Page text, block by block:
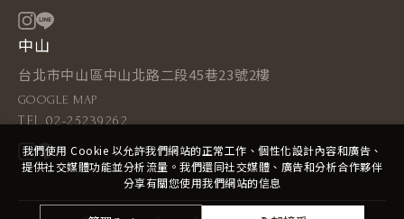
中山
台北市中山區中山北路二段45巷23號2樓
GOOGLE MAP
TEL02-25239262
我們使用 Cookie 以允許我們網站的正常工作、個性化設計內容和廣告、
提供社交媒體功能並分析流量。我們還同社交媒體、廣告和分析合作夥伴
分享有關您使用我們網站的信息